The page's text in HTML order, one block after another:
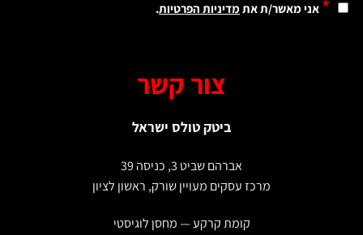
אני מאשר/ת אתמדיניות הפרטיות.
צור קשר
ביטק טולס ישראל
אברהם שביט 3, כניסה 39
מרכז עסקים מעויין שורק, ראשון לציון
קומת קרקע — מחסן לוגיסטי